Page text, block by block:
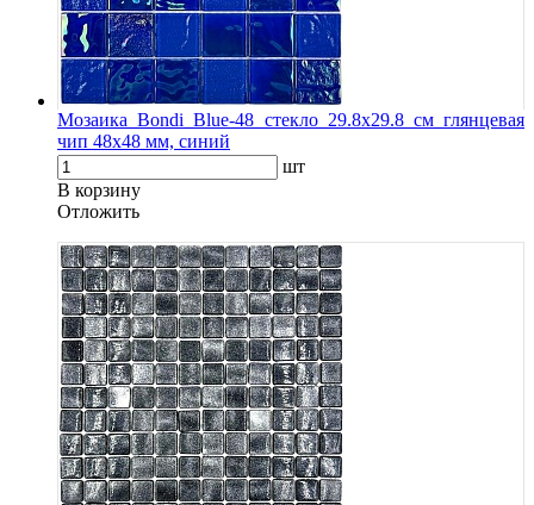
Мозаика Bondi Blue-48 стекло 29.8х29.8 см глянцевая
чип 48х48 мм, синий
шт
В корзину
Oтложить